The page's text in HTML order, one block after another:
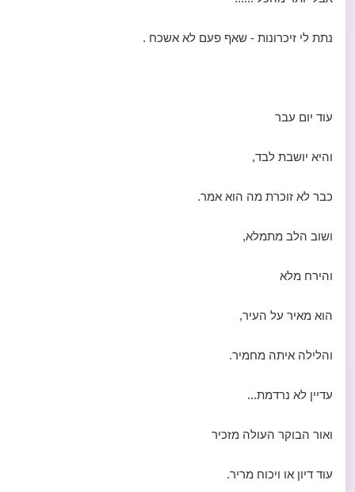
נתת לי זיכרונות - שאף פעם לא אשכח .
עוד יום עבר
והיא יושבת לבד,
כבר לא זוכרת מה הוא אמר.
ושוב הלב מתמלא,
והירח מלא
הוא מאיר על העיר,
והלילה איתה מחמיר.
עדיין לא נרדמת...
ואור הבוקר העולה מזכיר
עוד דיון או ויכוח מריר.